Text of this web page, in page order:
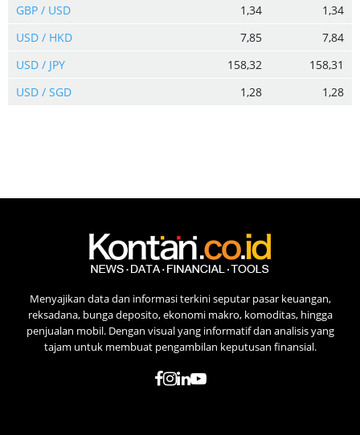
GBP / USD
1,34
1,34
USD / HKD
7,85
7,84
USD / JPY
158,32
158,31
USD / SGD
1,28 1,28
Menyajikan data dan informasi terkini seputar pasar keuangan,
reksadana, bunga deposito, ekonomi makro, komoditas, hingga
penjualan mobil. Dengan visual yang informatif dan analisis yang
tajam untuk membuat pengambilan keputusan finansial.